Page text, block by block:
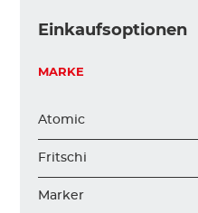
KINDER
VERLEIH
Einkaufsoptionen
MARKE
Atomic
Fritschi
Marker